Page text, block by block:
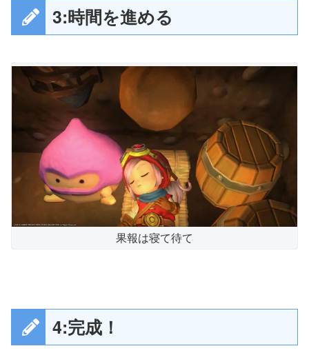
3:時間を進める
果報は寝て待て
4:完成！